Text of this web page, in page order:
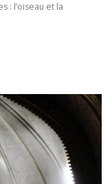
: l’oiseau et la